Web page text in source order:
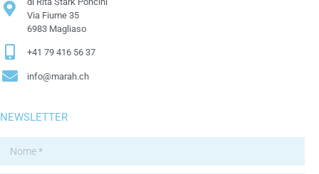
Via Fiume 35
6983 Magliaso
+41 79 416 56 37
info@marah.ch
NEWSLETTER